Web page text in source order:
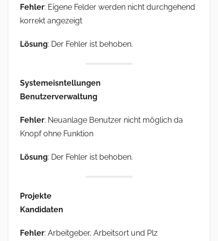
Fehler: Eigene Felder werden nicht durchgehend
korrekt angezeigt
Lösung: Der Fehler ist behoben.
Systemeisntellungen
Benutzerverwaltung
Fehler: Neuanlage Benutzer nicht möglich da
Knopf ohne Funktion
Lösung: Der Fehler ist behoben.
Projekte
Kandidaten
Fehler: Arbeitgeber, Arbeitsort und Plz